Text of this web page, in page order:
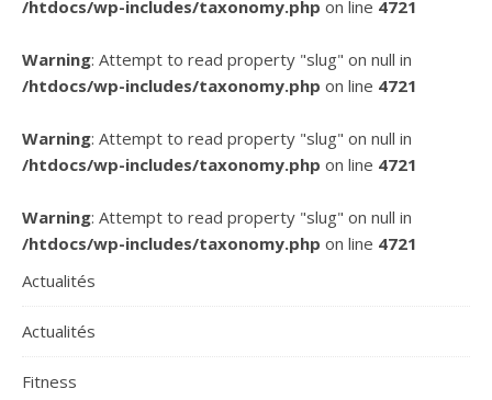
/htdocs/wp-includes/taxonomy.php on line 4721
Warning: Attempt to read property "slug" on null in
/htdocs/wp-includes/taxonomy.php on line 4721
Warning: Attempt to read property "slug" on null in
/htdocs/wp-includes/taxonomy.php on line 4721
Warning: Attempt to read property "slug" on null in
/htdocs/wp-includes/taxonomy.php on line 4721
Actualités
Actualités
Fitness